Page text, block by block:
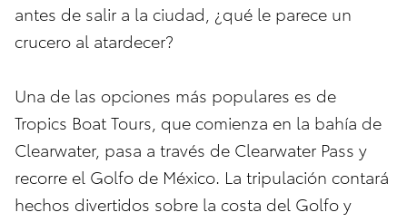
antes de salir a la ciudad, ¿qué le parece un
crucero al atardecer?
Una de las opciones más populares es de
Tropics Boat Tours, que comienza en la bahía de
Clearwater, pasa a través de Clearwater Pass y
recorre el Golfo de México. La tripulación contará
hechos divertidos sobre la costa del Golfo y